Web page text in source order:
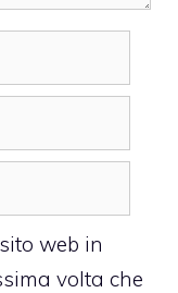
web in
volta che